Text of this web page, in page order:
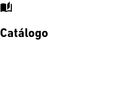
auto_stories
Catálogo